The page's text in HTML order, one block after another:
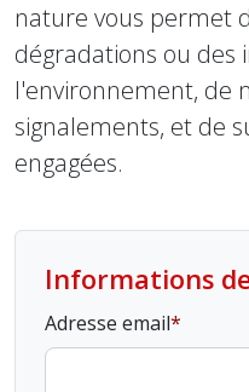
nature vous permet
dégradations ou des
l'environnement, de
signalements, et de
engagées.
Informations
Adresse email